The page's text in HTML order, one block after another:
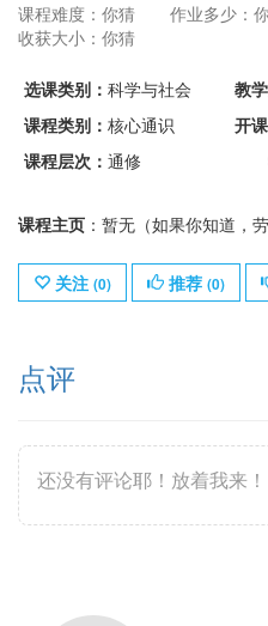
课程难度：你猜 作业多少：
收获大小：你猜
选课类别： 科学与社会 教
课程类别： 核心通识 开
课程层次： 通修
课程主页 ：暂无（如果你知道，
关注 (0) 推荐 (0)
点评
还没有评论耶！放着我来！